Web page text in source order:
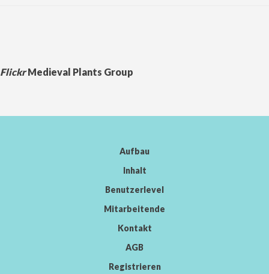
FlickrMedieval Plants Group
Aufbau
Inhalt
Benutzerlevel
Mitarbeitende
Kontakt
AGB
Registrieren